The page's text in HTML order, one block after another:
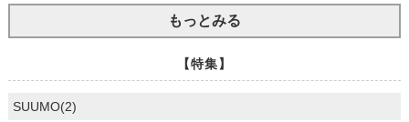
もっとみる
【特集】
SUUMO(2)